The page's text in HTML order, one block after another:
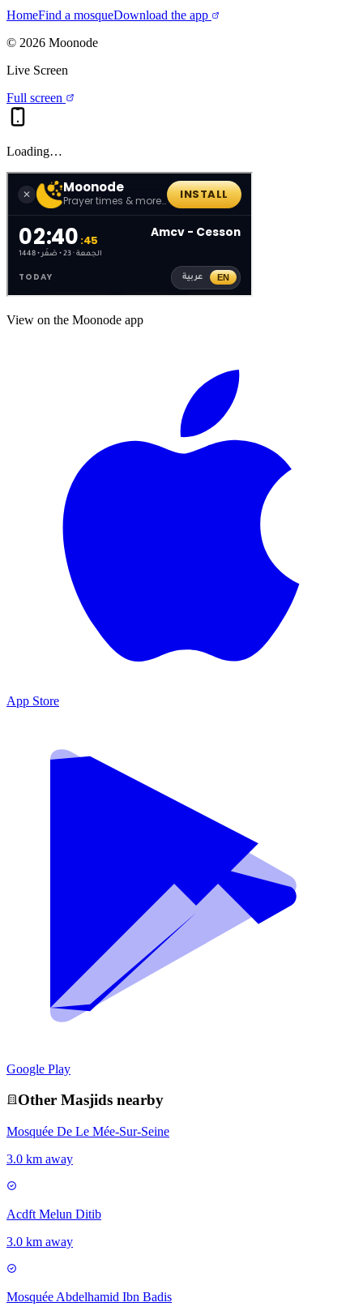
HomeFind a mosqueDownload the app
© 2026 Moonode
Live Screen
Full screen
Loading…
View on the Moonode app
App Store
Google Play
Other Masjids nearby
Mosquée De Le Mée-Sur-Seine
3.0 km away
Acdft Melun Ditib
3.0 km away
Mosquée Abdelhamid Ibn Badis